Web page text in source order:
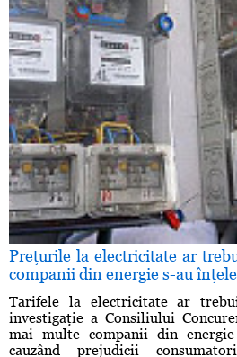
Preţurile la electricitate ar
companii din energie s-au
Tarifele la electricitate ar
investigaţie a Consiliului
mai multe companii din
cauzând prejudicii